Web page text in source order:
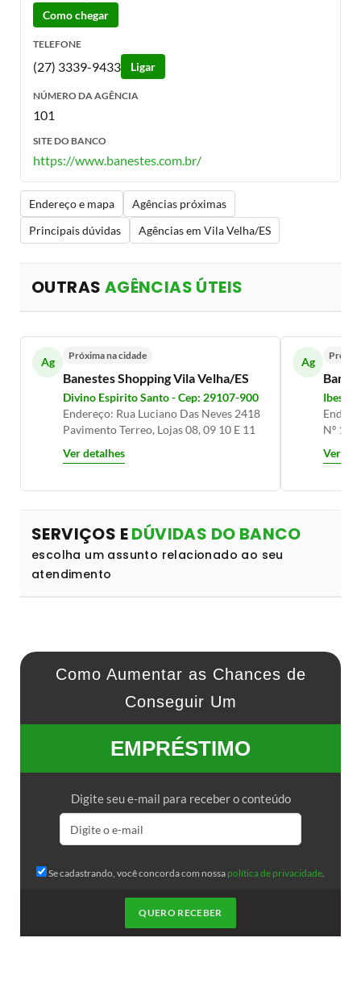
Como chegar
TELEFONE
(27) 3339-9433 Ligar
NÚMERO DA AGÊNCIA
101
SITE DO BANCO
https://www.banestes.com.br/
Endereço e mapa
Agências próximas
Principais dúvidas
Agências em Vila Velha/ES
OUTRAS AGÊNCIAS ÚTEIS
Ag Próxima na cidade
Banestes Shopping Vila Velha/ES
Divino Espirito Santo - Cep: 29107-900
Endereço: Rua Luciano Das Neves 2418
Pavimento Terreo, Lojas 08, 09 10 E 11
Ver detalhes
Ag
Ibes -
Nº 112
Ver
SERVIÇOS EDÚVIDAS DO BANCO
escolha um assunto relacionado ao seu
atendimento
Como Aumentar as Chances de
Conseguir Um
EMPRÉSTIMO
Digite seu e-mail para receber o conteúdo
Se cadastrando, você concorda com nossa política de privacidade.
QUERO RECEBER